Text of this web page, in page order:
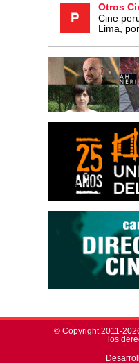
Otros
Cine
Lima,
© Copyright 2011-
los